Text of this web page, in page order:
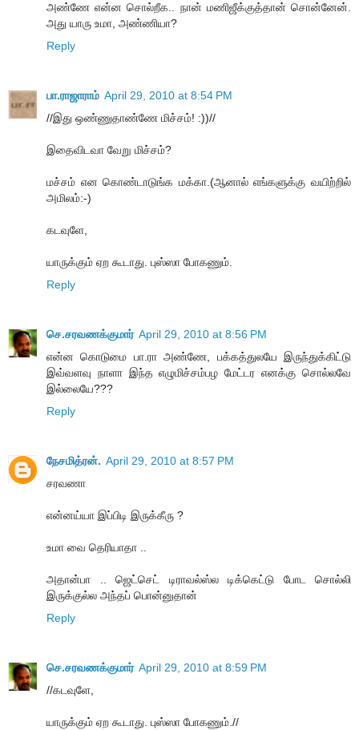
அண்ணே என்ன சொல்றீக.. நான் மணிஜீக்குத்தான் சொன்னேன்.
அது யாரு உமா, அண்ணியா?
Reply
பா.ராஜாராம் April 29, 2010 at 8:54 PM
//இது ஒண்ணுதாண்ணே மிச்சம்! :))//
இதைவிடவா வேறு மிச்சம்?
மச்சம் என கொண்டாடுங்க மக்கா.(ஆனால் எங்களுக்கு வயிற்றில்
அமிலம்:-)
கடவுளே,
யாருக்கும் ஏற கூடாது. புஸ்ஸா போகணும்.
Reply
செ.சரவணக்குமார் April 29, 2010 at 8:56 PM
என்ன கொடுமை பா.ரா அண்ணே, பக்கத்துலயே இருந்துக்கிட்டு
இவ்வளவு நாளா இந்த எழுமிச்சம்பழ மேட்டர எனக்கு சொல்லவே
இல்லையே???
Reply
நேசமித்ரன். April 29, 2010 at 8:57 PM
சரவணா
என்னய்யா இப்பிடி இருக்கீரு ?
உமா வை தெரியாதா ..
அதான்பா .. ஜெட்செட் டிராவல்ஸ்ல டிக்கெட்டு போட சொல்லி
இருக்குல்ல அந்தப் பொன்னுதான்
Reply
செ.சரவணக்குமார் April 29, 2010 at 8:59 PM
//கடவுளே,
யாருக்கும் ஏற கூடாது. புஸ்ஸா போகணும்.//